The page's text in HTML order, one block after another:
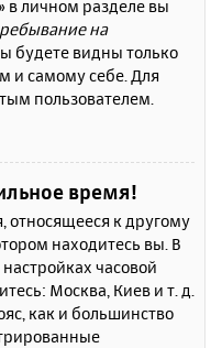
в личном разделе вы
на
будете видны только
и самому себе. Для
пользователем.
время!
относящееся к другому
находитесь вы. В
часовой
Москва, Киев и т. д.
как и большинство